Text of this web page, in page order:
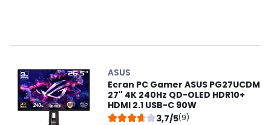
ASUS
Ecran PC Gamer ASUS PG27UCDM
27" 4K 240Hz QD-OLED HDR10+
HDMI 2.1 USB-C 90W
3,7/5(9)